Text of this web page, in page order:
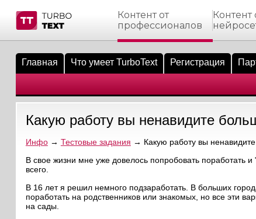
материалы
биржи
пользователи
на сайте
пользователей
сообщения
по форуму
Контент от
профессионалов
Контент
Главная Что умеет TurboText Регистрация
Какую работу вы ненавидите
Инфо→ Тестовые задания → Какую работу вы
В свое жизни мне уже довелось попробовать поработать
всего.
В 16 лет я решил немного подзаработать. В больших
поработать на родственников или знакомых, но все эти
на сады.